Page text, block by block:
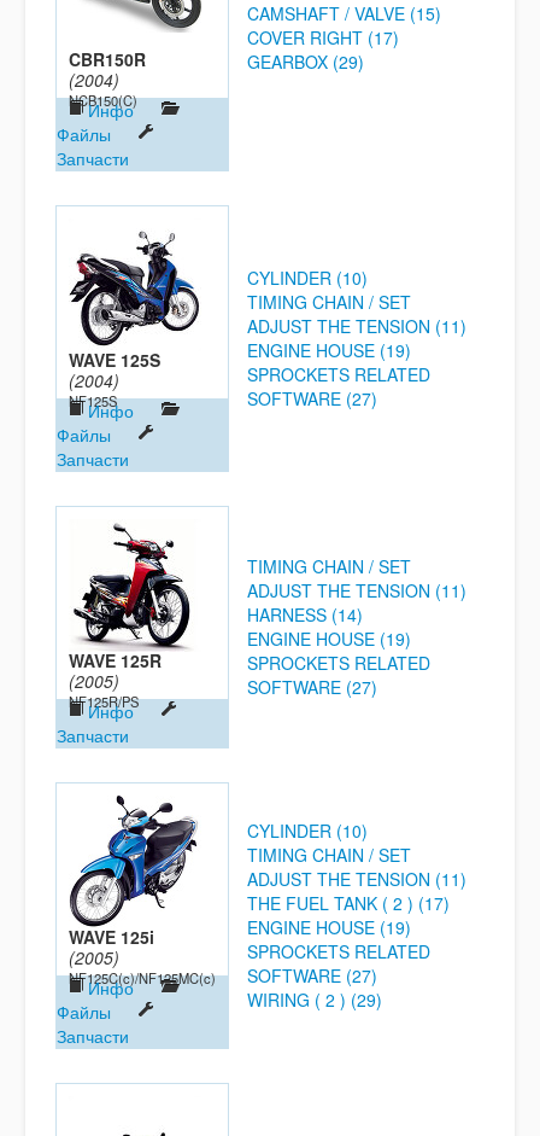
CBR150R
(2004)
NCB150(C)
Инфо
Файлы
Запчасти
CAMSHAFT / VALVE (15)
COVER RIGHT (17)
GEARBOX (29)
WAVE 125S
(2004)
NF125S
Инфо
Файлы
Запчасти
CYLINDER (10)
TIMING CHAIN / SET
ADJUST THE TENSION (11)
ENGINE HOUSE (19)
SPROCKETS RELATED
SOFTWARE (27)
WAVE 125R
(2005)
NF125R/PS
Инфо
Запчасти
TIMING CHAIN / SET
ADJUST THE TENSION (11)
HARNESS (14)
ENGINE HOUSE (19)
SPROCKETS RELATED
SOFTWARE (27)
WAVE 125i
(2005)
NF125C(c)/NF125MC(c)
Инфо
Файлы
Запчасти
CYLINDER (10)
TIMING CHAIN / SET
ADJUST THE TENSION (11)
THE FUEL TANK ( 2 ) (17)
ENGINE HOUSE (19)
SPROCKETS RELATED
SOFTWARE (27)
WIRING ( 2 ) (29)